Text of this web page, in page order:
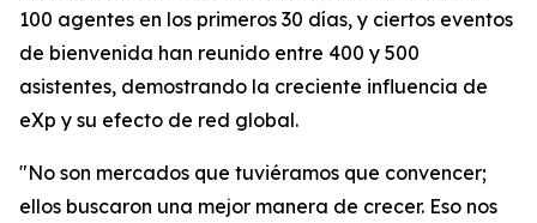
100 agentes en los primeros 30 días, y ciertos eventos
de bienvenida han reunido entre 400 y 500
asistentes, demostrando la creciente influencia de
eXp y su efecto de red global.
"No son mercados que tuviéramos que convencer;
ellos buscaron una mejor manera de crecer. Eso nos